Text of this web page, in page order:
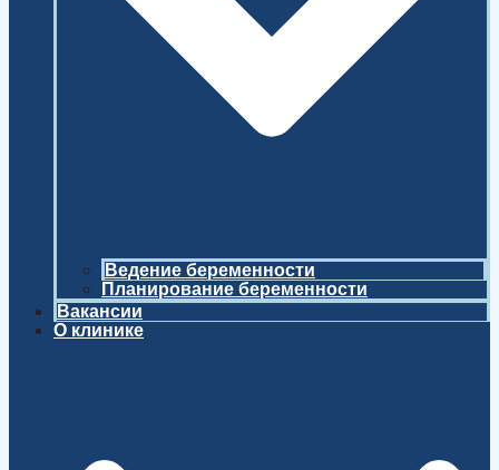
Ведение беременности
Планирование беременности
Вакансии
О клинике